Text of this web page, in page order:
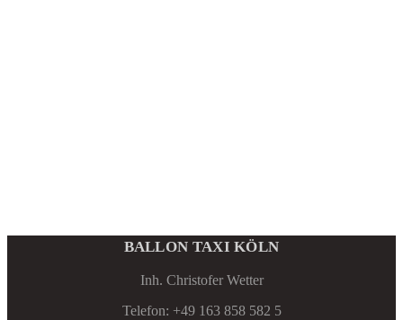
BALLON TAXI KÖLN
Inh. Christofer Wetter
Telefon: +49 163 858 582 5